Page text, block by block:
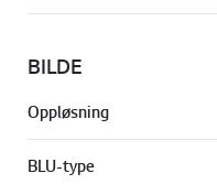
BILDE
Oppløsning
BLU-type